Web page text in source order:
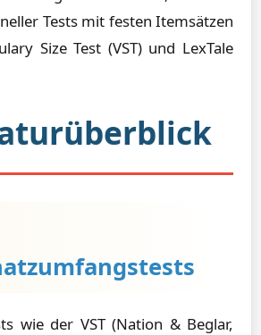
Tests mit festen Itemsätzen
Size Test (VST) und LexTale
wie der VST (Nation & Beglar,